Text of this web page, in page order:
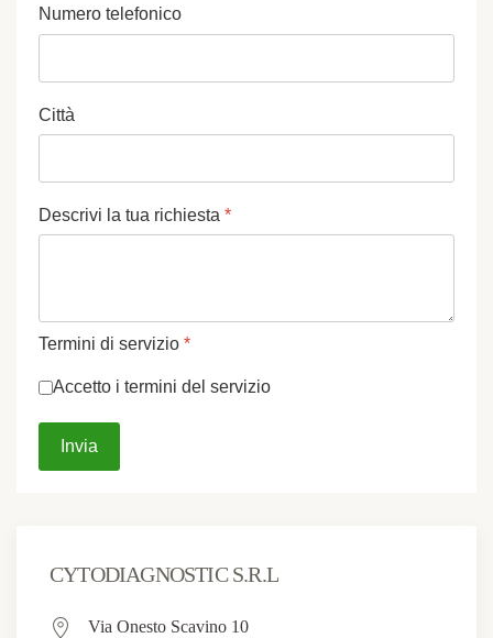
Numero telefonico
Città
Descrivi la tua richiesta *
Termini di servizio *
Accetto i termini del servizio
Invia
CYTODIAGNOSTIC S.R.L
Via Onesto Scavino 10